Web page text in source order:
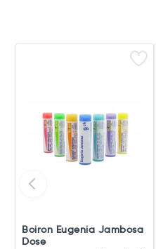
Boiron Eugenia Jambosa
Dose